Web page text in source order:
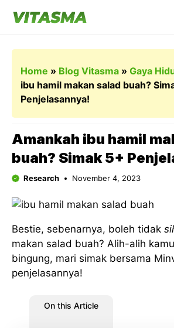
Home » Blog Vitasma » Gaya
ibu hamil makan salad buah?
Penjelasannya!
Amankah ibu hamil
buah? Simak 5+
Research November 4, 2023
Bestie, sebenarnya, boleh tidak
makan salad buah? Alih-alih
bingung, mari simak bersama
penjelasannya!
On this Article